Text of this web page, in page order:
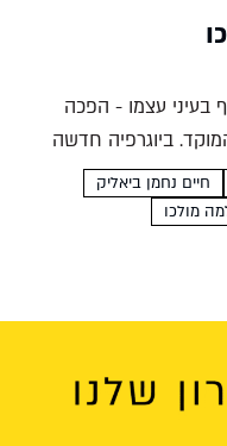
בעיני עצמו - הפכה
ביוגרפיה חדשה
על דורות של
חיים נחמן ביאליק
מולכו